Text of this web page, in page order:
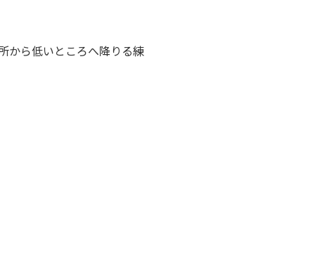
から低いところへ降りる練